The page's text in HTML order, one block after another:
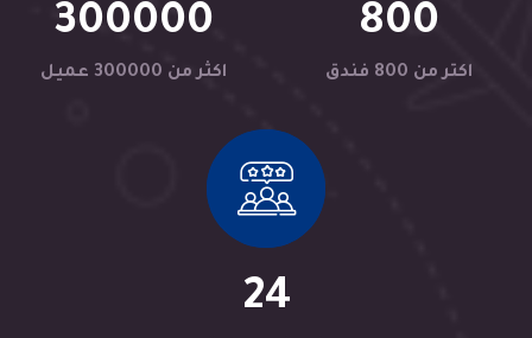
800
اكتر من 800 فندق
300000
اكثر من 300000 عميل
24